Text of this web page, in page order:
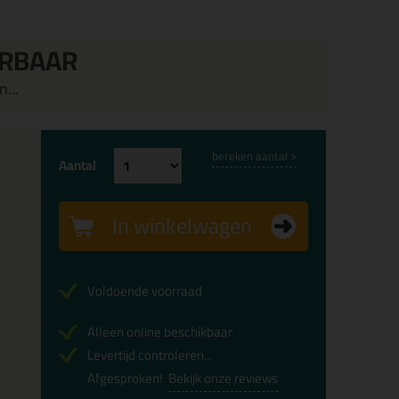
Aantal bereken aantal >
In winkelwagen
Voldoende voorraad
Alleen online beschikbaar
Levertijd controleren...
Afgesproken! Bekijk onze reviews